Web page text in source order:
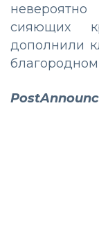
сияющих
дополнили